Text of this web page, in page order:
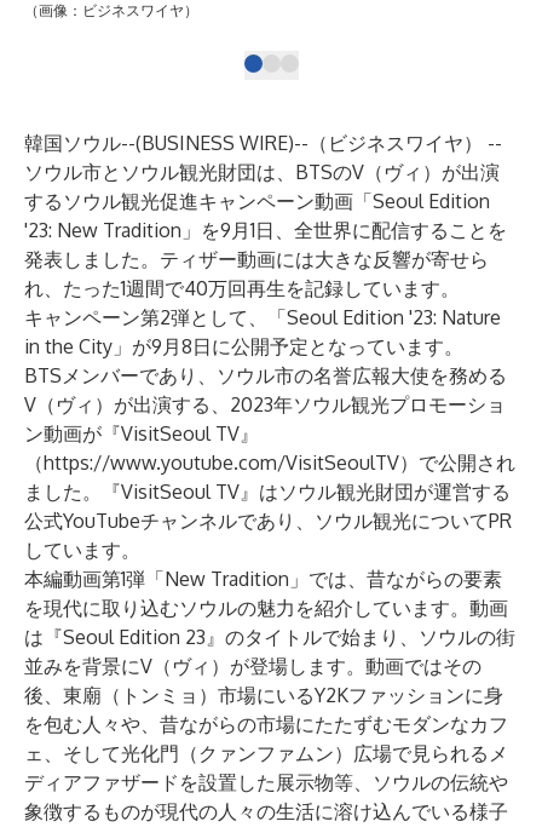
（画像：ビジネスワイヤ）
韓国ソウル--(BUSINESS WIRE)-- （ビジネスワイヤ） --
ソウル市と ソウル観光財団は、BTSのV（ヴィ）が出演
するソウル観光促進キャンペーン動画「Seoul Edition
'23: New Tradition」を9月1日、全世界に配信することを
発表しました。ティザー動画には大きな反響が寄せら
れ、たった1週間で40万回再生を記録しています。
キャンペーン第2弾として、「Seoul Edition '23: Nature
in the City」が9月8日に公開予定となっています。
BTSメンバーであり、ソウル市の名誉広報大使を務める
V（ヴィ）が出演する、2023年ソウル観光プロモーショ
ン動画が『VisitSeoul TV』
（https://www.youtube.com/VisitSeoulTV）で公開され
ました。『VisitSeoul TV』はソウル観光財団が運営する
公式YouTubeチャンネルであり、ソウル観光についてPR
しています。
本編動画第1弾「New Tradition」では、昔ながらの要素
を現代に取り込むソウルの魅力を紹介しています。動画
は『Seoul Edition 23』のタイトルで始まり、ソウルの街
並みを背景にV（ヴィ）が登場します。動画ではその
後、東廟（トンミョ）市場にいるY2Kファッションに身
を包む人々や、昔ながらの市場にたたずむモダンなカフ
ェ、そして光化門（クァンファムン）広場で見られるメ
ディアファザードを設置した展示物等、ソウルの伝統や
象徴するものが現代の人々の生活に溶け込んでいる様子